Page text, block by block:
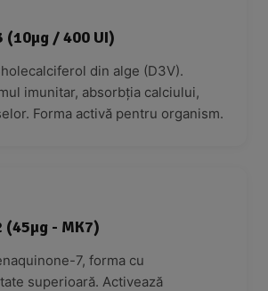
(10µg / 400 UI)
din alge (D3V).
imunitar, absorbția calciului,
Forma activă pentru organism.
(45µg - MK7)
7, forma cu
superioară. Activează